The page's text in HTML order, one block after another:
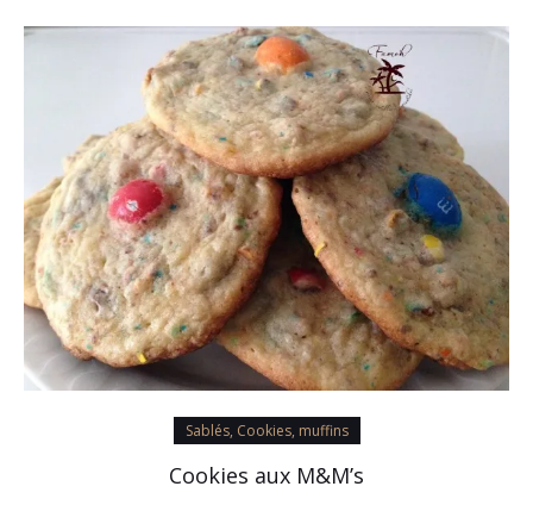
Sablés, Cookies, muffins
Cookies aux M&M’s